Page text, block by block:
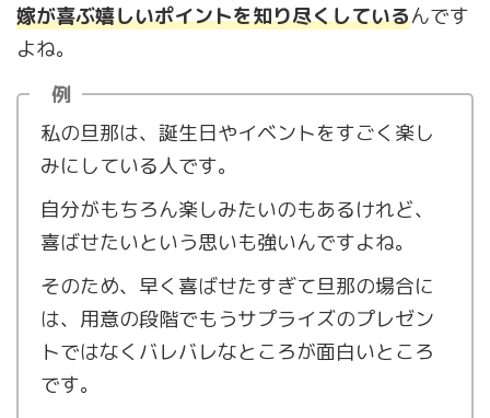
嫁が喜ぶ嬉しいポイントを知り尽くしているんです
よね。
例
私の旦那は、誕生日やイベントをすごく楽し
みにしている人です。
自分がもちろん楽しみたいのもあるけれど、
喜ばせたいという思いも強いんですよね。
そのため、早く喜ばせたすぎて旦那の場合に
は、用意の段階でもうサプライズのプレゼン
トではなくバレバレなところが面白いところ
です。